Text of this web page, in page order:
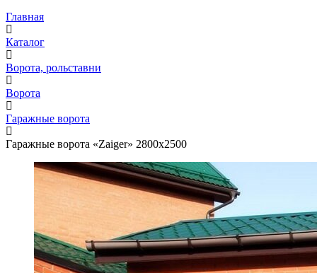
Главная
Каталог
Ворота, рольставни
Ворота
Гаражные ворота
Гаражные ворота «Zaiger» 2800х2500